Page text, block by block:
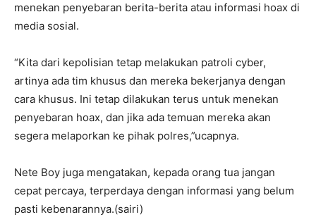
menekan penyebaran berita-berita atau informasi hoax di
media sosial.
“Kita dari kepolisian tetap melakukan patroli cyber,
artinya ada tim khusus dan mereka bekerjanya dengan
cara khusus. Ini tetap dilakukan terus untuk menekan
penyebaran hoax, dan jika ada temuan mereka akan
segera melaporkan ke pihak polres,”ucapnya.
Nete Boy juga mengatakan, kepada orang tua jangan
cepat percaya, terperdaya dengan informasi yang belum
pasti kebenarannya.(sairi)